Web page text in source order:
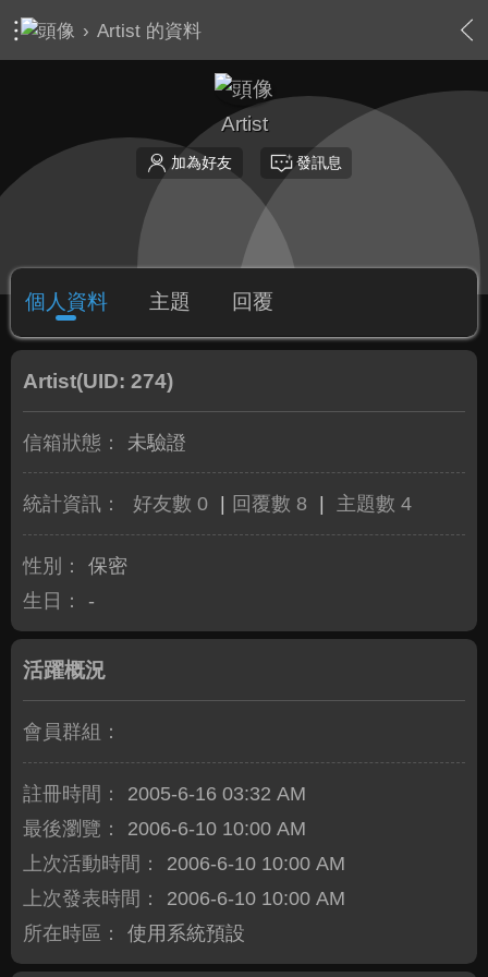
› Artist 的資料
Artist
加為好友 發訊息
個人資料 主題 回覆
Artist(UID: 274)
信箱狀態： 未驗證
統計資訊： 好友數 0 回覆數 8 主題數 4
性別：
保密
生日：
-
活躍概況
會員群組：
註冊時間：
2005-6-16 03:32 AM
最後瀏覽：
2006-6-10 10:00 AM
上次活動時間：
2006-6-10 10:00 AM
上次發表時間：
2006-6-10 10:00 AM
所在時區：
使用系統預設